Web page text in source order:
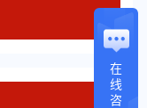
在
线
咨